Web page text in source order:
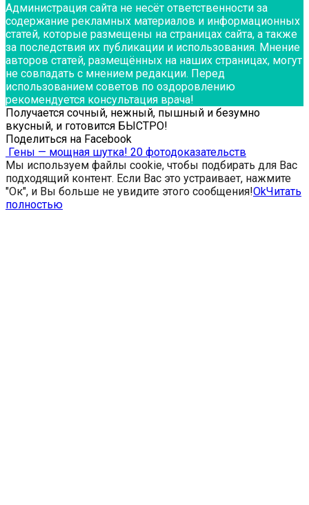
Администрация сайта не несёт ответственности за
содержание рекламных материалов и информационных
статей, которые размещены на страницах сайта, а также
за последствия их публикации и использования. Мнение
авторов статей, размещённых на наших страницах, могут
не совпадать с мнением редакции. Перед
использованием советов по оздоровлению
рекомендуется консультация врача!
Получается сочный, нежный, пышный и безумно
вкусный, и готовится БЫСТРО!
Поделиться на Facebook
Гены — мощная шутка! 20 фотодоказательств
Мы используем файлы cookie, чтобы подбирать для Вас
подходящий контент. Если Вас это устраивает, нажмите
"Ок", и Вы больше не увидите этого сообщения!OkЧитать
полностью